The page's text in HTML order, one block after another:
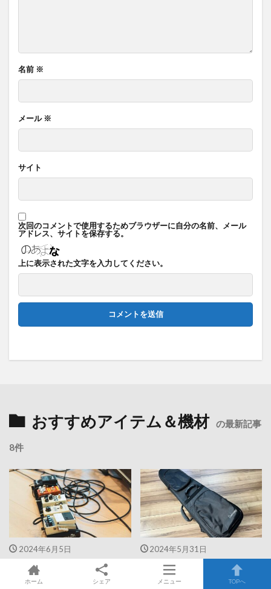
名前 ※
メール ※
サイト
次回のコメントで使用するためブラウザーに自分の名前、メール
アドレス、サイトを保存する。
上に表示された文字を入力してください。
おすすめアイテム＆機材 の最新記事
8件
2024年6月5日
《エフェクターの固定》には
『コニシ：ボンド両面テープ：
2024年5月31日
《ギグバッグレビュー》
SADOWSKY （サドウスキ
ホーム シェア メニュー TOPへ